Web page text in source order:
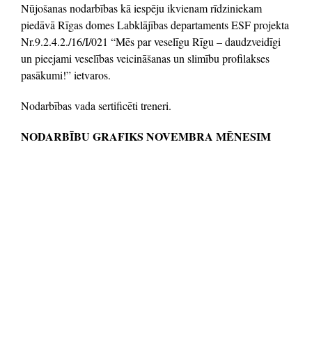
Nūjošanas nodarbības kā iespēju ikvienam rīdziniekam
piedāvā Rīgas domes Labklājības departaments ESF projekta
Nr.9.2.4.2./16/I/021 “Mēs par veselīgu Rīgu – daudzveidīgi
un pieejami veselības veicināšanas un slimību profilakses
pasākumi!” ietvaros.
Nodarbības vada sertificēti treneri.
NODARBĪBU GRAFIKS NOVEMBRA MĒNESIM